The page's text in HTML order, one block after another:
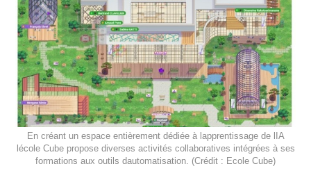
En créant un espace entièrement dédiée à lapprentissage de lIA
lécole Cube propose diverses activités collaboratives intégrées à ses
formations aux outils dautomatisation. (Crédit : Ecole Cube)